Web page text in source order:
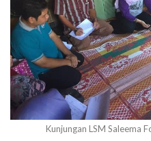
Kunjungan LSM Saleema